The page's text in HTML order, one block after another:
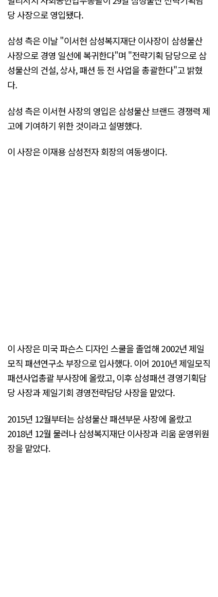
당 사장으로 영입됐다.
삼성 측은 이날 "이서현 삼성복지재단 이사장이 삼성물산
사장으로 경영 일선에 복귀한다"며 "전략기획 담당으로 삼
성물산의 건설, 상사, 패션 등 전 사업을 총괄한다"고 밝혔
다.
삼성 측은 이서현 사장의 영입은 삼성물산 브랜드 경쟁력 제
고에 기여하기 위한 것이라고 설명했다.
이 사장은 이재용 삼성전자 회장의 여동생이다.
이 사장은 미국 파슨스 디자인 스쿨을 졸업해 2002년 제일
모직 패션연구소 부장으로 입사했다. 이어 2010년 제일모직
패션사업총괄 부사장에 올랐고, 이후 삼성패션 경영기획담
당 사장과 제일기회 경영전략담당 사장을 맡았다.
2015년 12월부터는 삼성물산 패션부문 사장에 올랐고
2018년 12월 물러나 삼성복지재단 이사장과 리움 운영위원
장을 맡았다.